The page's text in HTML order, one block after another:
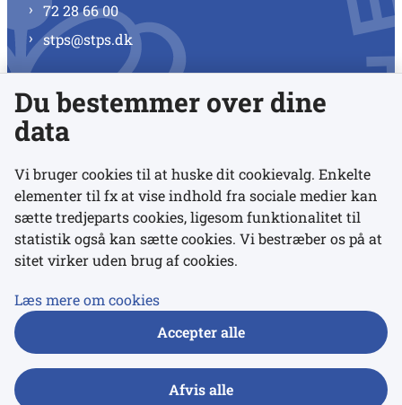
72 28 66 00
stps@stps.dk
Se alle kontaktnumre
Links
Udgivelser
Du bestemmer over dine
data
Vi bruger cookies til at huske dit cookievalg. Enkelte
elementer til fx at vise indhold fra sociale medier kan
sætte tredjeparts cookies, ligesom funktionalitet til
statistik også kan sætte cookies. Vi bestræber os på at
sitet virker uden brug af cookies.
Læs mere om cookies
Accepter alle
Afvis alle